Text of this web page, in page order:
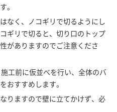
。
なく、ノコギリで切るようにし
ギリで切ると、切り口のトップ
がありますのでご注意くださ
工前に仮並べを行い、全体のバ
おすすめします。
りますので壁に立てかけず、必